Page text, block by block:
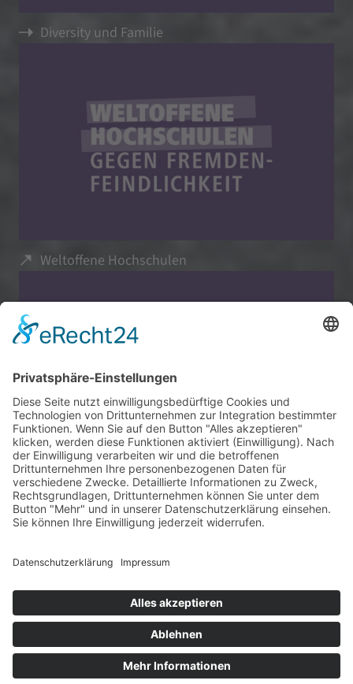
Diversity und Familie
Weltoffene Hochschulen
Evangelisch in Bayern
Copyright © 2026 EVHN – Evangelische Hochschule
Nürnberg